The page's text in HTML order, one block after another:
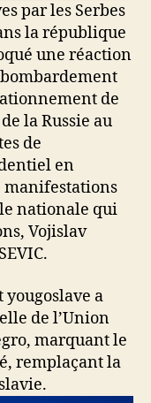
par les Serbes
la république
une réaction
de
la Russie au
de
en
manifestations
nationale qui
Vojislav
a
de l’Union
marquant le
remplaçant la